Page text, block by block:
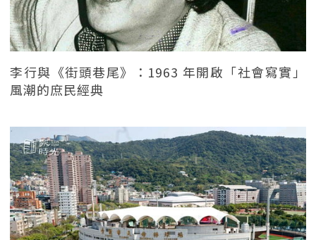
李行與《街頭巷尾》：1963 年開啟「社會寫實」
風潮的庶民經典